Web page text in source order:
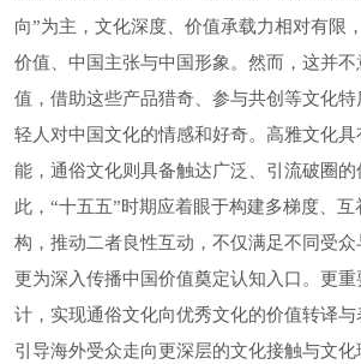
向”为主，文化深度、价值承载力相对有限
价值、中国主张与中国形象。然而，这并
值，借助这些产品猎奇、参与共创等文化
轻人对中国文化的情感和好奇。高雅文化
能，通俗文化则具备触达广泛、引流破圈的
此，“十五五”时期应着眼于构建多梯度、
构，推动二者良性互动，不仅满足不同受众
更为深入传播中国价值奠定认知入口。更
计，实现通俗文化向优秀文化的价值转译与
引导海外受众走向更深层的文化接触与文